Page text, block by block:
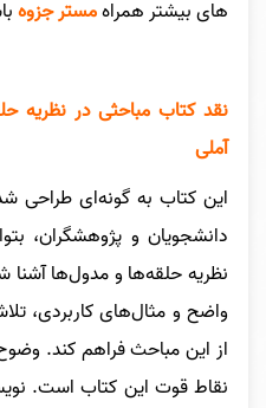
های بیشتر همراهمستر جزوه
نقد کتاب مباحثی در نظریه
آملی
این کتاب به گونه‌ای طراحی
دانشجویان و پژوهشگران،
نظریه حلقه‌ها و مدول‌ها آشنا
واضح و مثال‌های کاربردی،
از این مباحث فراهم کند.
نقاط قوت این کتاب است.